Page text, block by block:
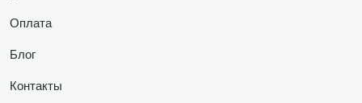
Оплата
Блог
Контакты